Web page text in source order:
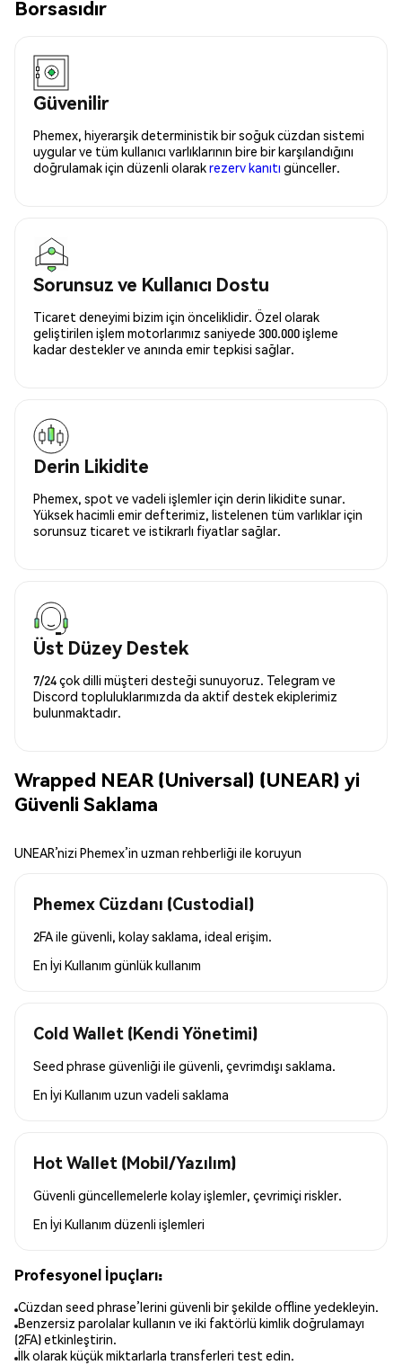
Borsasıdır
Güvenilir
Phemex, hiyerarşik deterministik bir soğuk cüzdan sistemi
uygular ve tüm kullanıcı varlıklarının bire bir karşılandığını
doğrulamak için düzenli olarakrezerv kanıtı günceller.
Sorunsuz ve Kullanıcı Dostu
Ticaret deneyimi bizim için önceliklidir. Özel olarak
geliştirilen işlem motorlarımız saniyede 300.000 işleme
kadar destekler ve anında emir tepkisi sağlar.
Derin Likidite
Phemex, spot ve vadeli işlemler için derin likidite sunar.
Yüksek hacimli emir defterimiz, listelenen tüm varlıklar için
sorunsuz ticaret ve istikrarlı fiyatlar sağlar.
Üst Düzey Destek
7/24 çok dilli müşteri desteği sunuyoruz. Telegram ve
Discord topluluklarımızda da aktif destek ekiplerimiz
bulunmaktadır.
Wrapped NEAR (Universal) (UNEAR) yi
Güvenli Saklama
UNEAR’nizi Phemex’in uzman rehberliği ile koruyun
Phemex Cüzdanı (Custodial)
2FA ile güvenli, kolay saklama, ideal erişim.
En İyi Kullanım günlük kullanım
Cold Wallet (Kendi Yönetimi)
Seed phrase güvenliği ile güvenli, çevrimdışı saklama.
En İyi Kullanım uzun vadeli saklama
Hot Wallet (Mobil/Yazılım)
Güvenli güncellemelerle kolay işlemler, çevrimiçi riskler.
En İyi Kullanım düzenli işlemleri
Profesyonel İpuçları:
Cüzdan seed phrase’lerini güvenli bir şekilde offline yedekleyin.
Benzersiz parolalar kullanın ve iki faktörlü kimlik doğrulamayı
(2FA) etkinleştirin.
İlk olarak küçük miktarlarla transferleri test edin.